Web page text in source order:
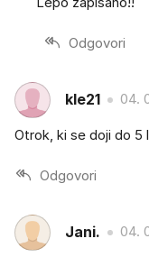
Odgovori
kle21 04.
Otrok, ki se doji do 5
Odgovori
Jani. 04.